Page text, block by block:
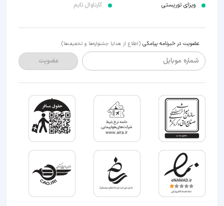
ویزای توریستی
کارناوال تایم
عضویت در خبرنامه پیامکی (اطلاع از هدایا جشنواره‌ها و تخفیف‌ها)
شماره موبایل عضویت